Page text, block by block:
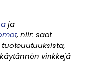
ja
, niin saat
vinkkejä